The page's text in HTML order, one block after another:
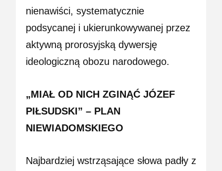
nienawiści, systematycznie
podsycanej i ukierunkowywanej przez
aktywną prorosyjską dywersję
ideologiczną obozu narodowego.
„MIAŁ OD NICH ZGINĄĆ JÓZEF
PIŁSUDSKI” – PLAN
NIEWIADOMSKIEGO
Najbardziej wstrząsające słowa padły z